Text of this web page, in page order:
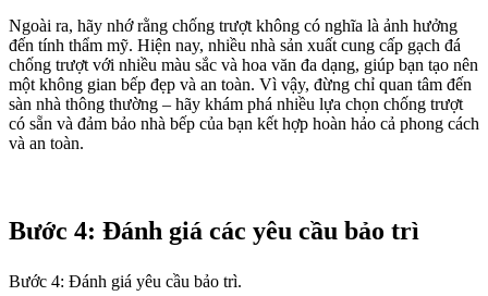
Ngoài ra, hãy nhớ rằng chống trượt không có nghĩa là ảnh hưởng
đến tính thẩm mỹ. Hiện nay, nhiều nhà sản xuất cung cấp gạch đá
chống trượt với nhiều màu sắc và hoa văn đa dạng, giúp bạn tạo nên
một không gian bếp đẹp và an toàn. Vì vậy, đừng chỉ quan tâm đến
sàn nhà thông thường – hãy khám phá nhiều lựa chọn chống trượt
có sẵn và đảm bảo nhà bếp của bạn kết hợp hoàn hảo cả phong cách
và an toàn.
Bước 4: Đánh giá các yêu cầu bảo trì
Bước 4: Đánh giá yêu cầu bảo trì.